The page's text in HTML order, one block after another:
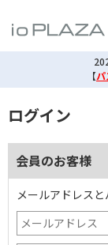
【
ログイン
会員のお客様
メールアドレスと